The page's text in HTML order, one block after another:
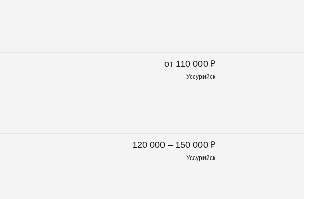
от 110 000 ₽
Уссурийск
120 000 – 150 000 ₽
Уссурийск